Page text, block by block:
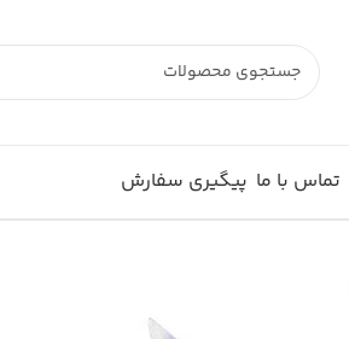
تماس با ما پیگیری سفارش